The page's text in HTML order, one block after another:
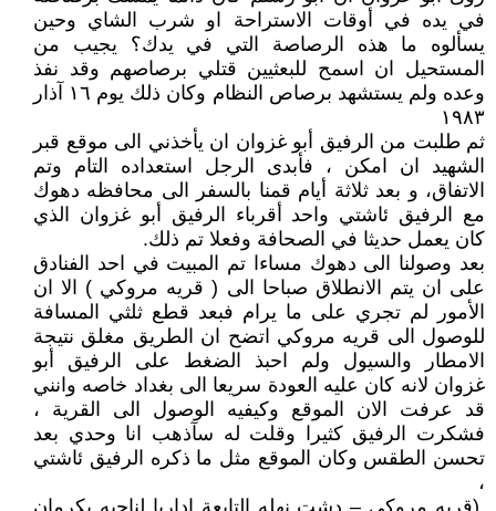
في يده في أوقات الاستراحة او شرب الشاي وحين
يسألوه ما هذه الرصاصة التي في يدك؟ يجيب من
المستحيل ان اسمح للبعثيين قتلي برصاصهم وقد نفذ
وعده ولم يستشهد برصاص النظام وكان ذلك يوم ١٦ آذار
١٩٨٣
ثم طلبت من الرفيق أبو غزوان ان يأخذني الى موقع قبر
الشهيد ان امكن ، فأبدى الرجل استعداده التام وتم
الاتفاق، و بعد ثلاثة أيام قمنا بالسفر الى محافظه دهوك
مع الرفيق ئاشتي واحد أقرباء الرفيق أبو غزوان الذي
كان يعمل حديثا في الصحافة وفعلا تم ذلك.
بعد وصولنا الى دهوك مساءا تم المبيت في احد الفنادق
على ان يتم الانطلاق صباحا الى ( قريه مروكي ) الا ان
الأمور لم تجري على ما يرام فبعد قطع ثلثي المسافة
للوصول الى قريه مروكي اتضح ان الطريق مغلق نتيجة
الامطار والسيول ولم احبذ الضغط على الرفيق أبو
غزوان لانه كان عليه العودة سريعا الى بغداد خاصه وانني
قد عرفت الان الموقع وكيفيه الوصول الى القرية ،
فشكرت الرفيق كثيرا وقلت له سآذهب انا وحدي بعد
تحسن الطقس وكان الموقع مثل ما ذكره الرفيق ئاشتي
،